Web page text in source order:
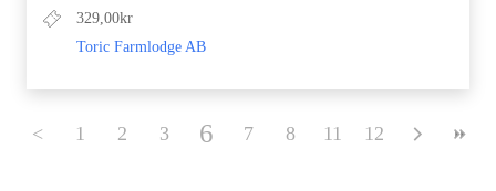
329,00kr
Toric Farmlodge AB
< 1 2 3 4 5
6 7 8 9 10
11 12